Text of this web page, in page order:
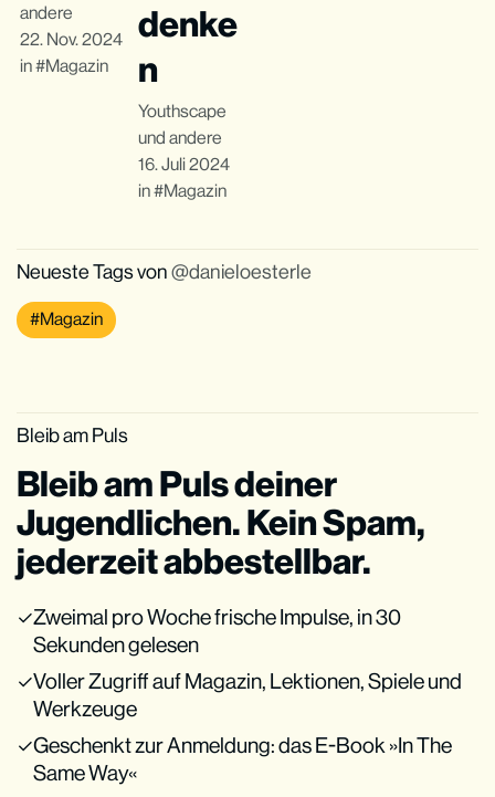
andere
22. Nov. 2024
in Magazin
denke
n
Youthscape
und andere
16. Juli 2024
in
Magazin
Neueste Tags von danieloesterle
Magazin
Bleib am Puls
Bleib am Puls deiner
Jugendlichen. Kein Spam,
jederzeit abbestellbar.
Zweimal pro Woche frische Impulse, in 30
Sekunden gelesen
Voller Zugriff auf Magazin, Lektionen, Spiele und
Werkzeuge
Geschenkt zur Anmeldung: das E-Book »In The
Same Way«